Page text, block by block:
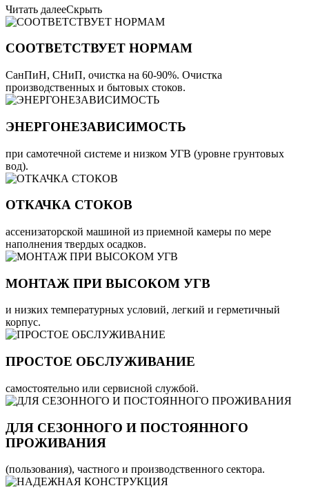
Читать далееСкрыть
СООТВЕТСТВУЕТ НОРМАМ
СанПиН, СНиП, очистка на 60-90%. Очистка
производственных и бытовых стоков.
ЭНЕРГОНЕЗАВИСИМОСТЬ
при самотечной системе и низком УГВ (уровне грунтовых
вод).
ОТКАЧКА СТОКОВ
ассенизаторской машиной из приемной камеры по мере
наполнения твердых осадков.
МОНТАЖ ПРИ ВЫСОКОМ УГВ
и низких температурных условий, легкий и герметичный
корпус.
ПРОСТОЕ ОБСЛУЖИВАНИЕ
самостоятельно или сервисной службой.
ДЛЯ СЕЗОННОГО И ПОСТОЯННОГО
ПРОЖИВАНИЯ
(пользования), частного и производственного сектора.